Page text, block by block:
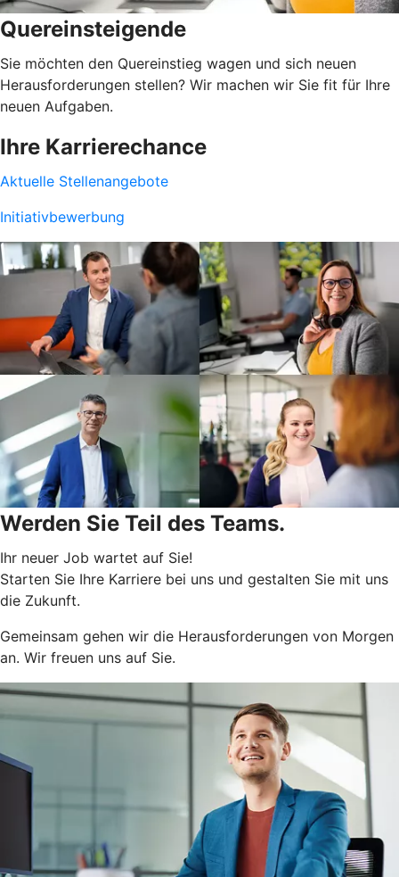
Quereinsteigende
Sie möchten den Quereinstieg wagen und sich neuen
Herausforderungen stellen? Wir machen wir Sie fit für Ihre
neuen Aufgaben.
Ihre Karrierechance
Aktuelle Stellenangebote
Initiativbewerbung
Werden Sie Teil des Teams.
Ihr neuer Job wartet auf Sie!
Starten Sie Ihre Karriere bei uns und gestalten Sie mit uns
die Zukunft.
Gemeinsam gehen wir die Herausforderungen von Morgen
an. Wir freuen uns auf Sie.